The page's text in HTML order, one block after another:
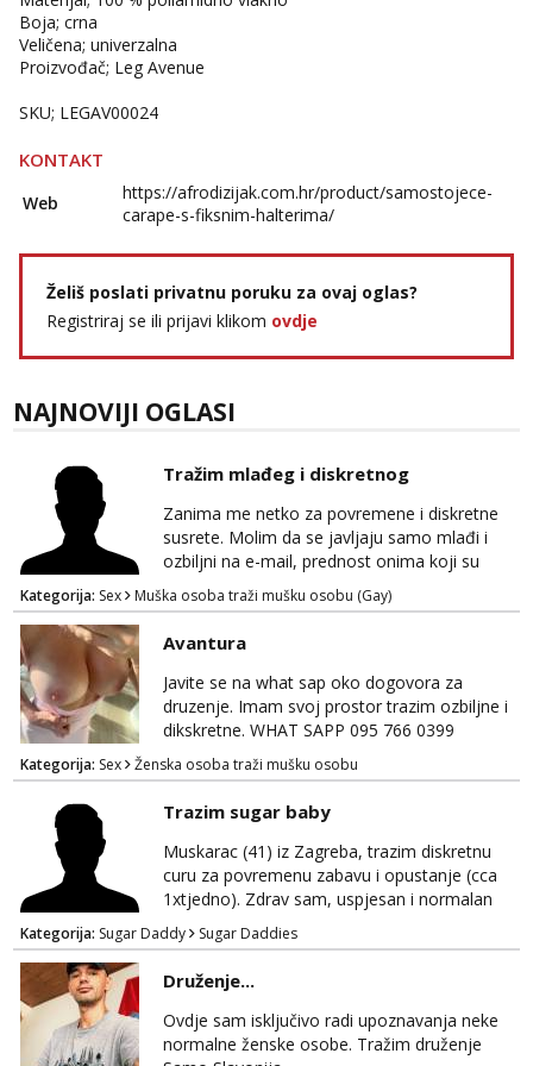
tel:0,93€ - mob:1,12€ min
Čekam tvoj poziv!
Boja; crna
Veličena; univerzalna
Proizvođač; Leg Avenue
SKU; LEGAV00024
KONTAKT
Web
https://afrodizijak.com.hr/product/samostojece-
carape-s-fiksnim-halterima/
Želiš poslati privatnu poruku za ovaj oglas?
Registriraj se ili prijavi klikom ovdje
NAJNOVIJI OGLASI
Tražim mlađeg i diskretnog
Zanima me netko za povremene i diskretne
susrete. Molim da se javljaju samo mlađi i
ozbiljni na e-mail, prednost onima koji su
vitke građe, iskustvo mi je nebitno. Higijena i
diskrecija su mi na prvom mjestu,
maksimalno držim do izgleda, sportski sam
tip.
Kategorija: Sex Muška osoba traži mušku osobu (Gay)
Avantura
Javite se na what sap oko dogovora za
druzenje. Imam svoj prostor trazim ozbiljne i
dikskretne. WHAT SAPP 095 766 0399
Kategorija: Sex Ženska osoba traži mušku osobu
Trazim sugar baby
Muskarac (41) iz Zagreba, trazim diskretnu
curu za povremenu zabavu i opustanje (cca
1xtjedno). Zdrav sam, uspjesan i normalan
muskarca koji je spreman financijski cijeniti
tvoje vrijeme i trud. Ako smatras da imas sto
ponuditi, javi se s par rijeci o sebi, tome sto
trazis/ocekujes i fotkama na; Telegram
@GentAnte WA 0955812207
Kategorija: Sugar Daddy Sugar Daddies
Druženje...
Ovdje sam isključivo radi upoznavanja neke
normalne ženske osobe. Tražim druženje